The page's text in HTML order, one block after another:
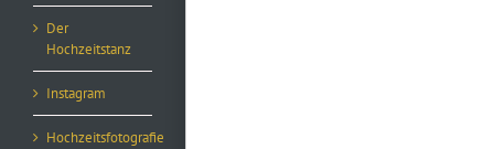
Der
Hochzeitstanz
Instagram
Hochzeitsfotografie